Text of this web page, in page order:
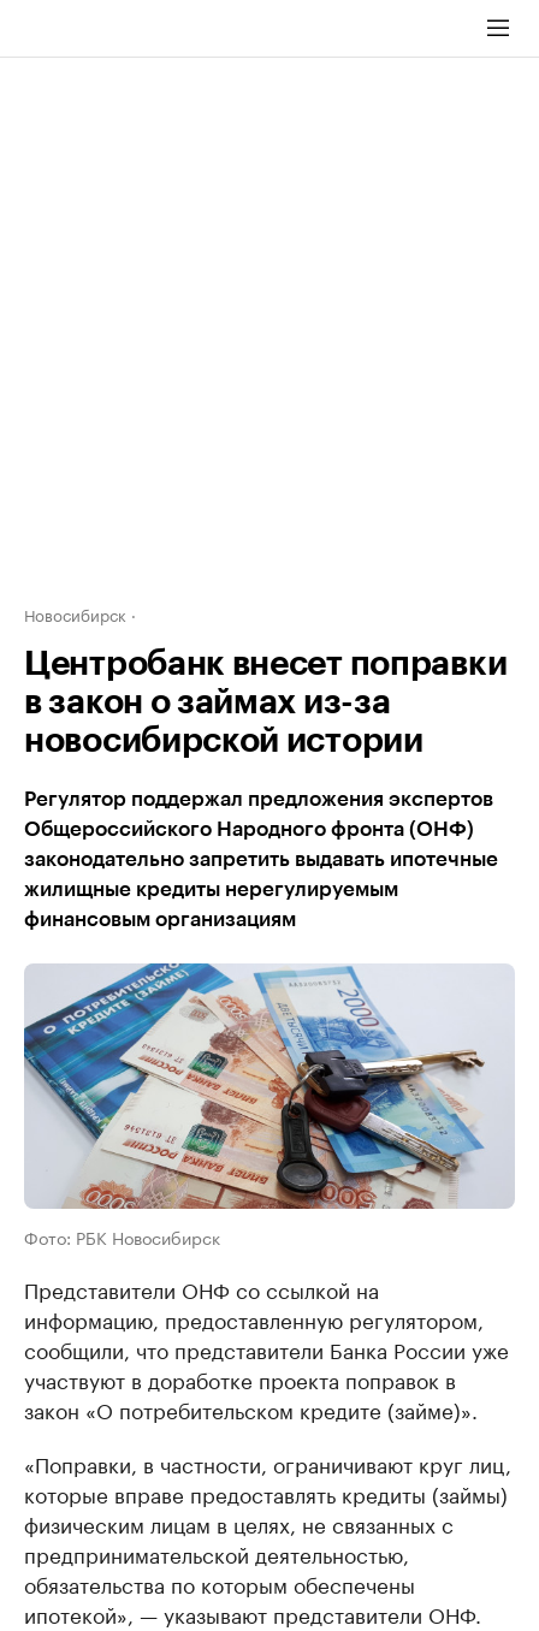
Новосибирск
Центробанк внесет поправки
в закон о займах из-за
новосибирской истории
Регулятор поддержал предложения экспертов
Общероссийского Народного фронта (ОНФ)
законодательно запретить выдавать ипотечные
жилищные кредиты нерегулируемым
финансовым организациям
Фото: РБК Новосибирск
Представители ОНФ со ссылкой на
информацию, предоставленную регулятором,
сообщили, что представители Банка России уже
участвуют в доработке проекта поправок в
закон «О потребительском кредите (займе)».
«Поправки, в частности, ограничивают круг лиц,
которые вправе предоставлять кредиты (займы)
физическим лицам в целях, не связанных с
предпринимательской деятельностью,
обязательства по которым обеспечены
ипотекой», — указывают представители ОНФ.